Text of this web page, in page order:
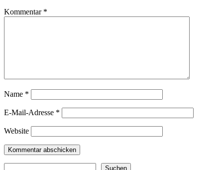
Kommentar *
Name *
E-Mail-Adresse *
Website
Suchen